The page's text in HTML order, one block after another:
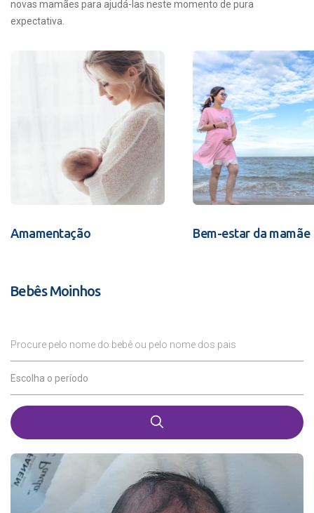
novas mamães para ajudá-las neste momento de pura
expectativa.
Amamentação Bem-estar da mamãe
Bebês Moinhos
Procure pelo nome do bebê ou pelo nome dos pais
Escolha o período